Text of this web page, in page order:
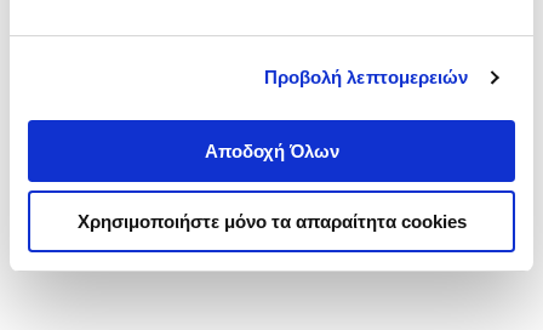
Προβολή λεπτομερειών
Αποδοχή Όλων
Χρησιμοποιήστε μόνο τα απαραίτητα cookies